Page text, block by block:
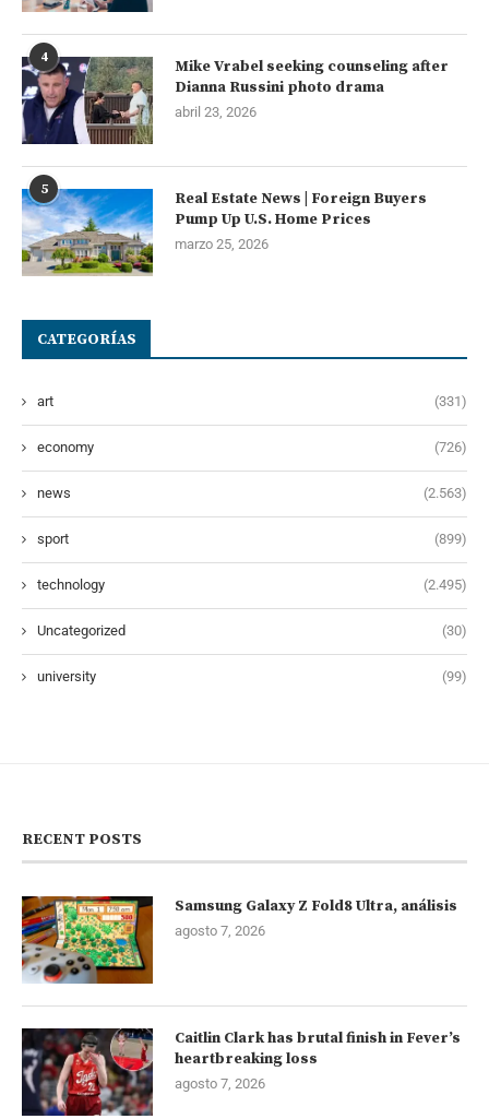
4
Mike Vrabel seeking counseling after
Dianna Russini photo drama
abril 23, 2026
5
Real Estate News | Foreign Buyers
Pump Up U.S. Home Prices
marzo 25, 2026
CATEGORÍAS
art (331)
economy (726)
news (2.563)
sport (899)
technology (2.495)
Uncategorized (30)
university (99)
RECENT POSTS
Samsung Galaxy Z Fold8 Ultra, análisis
agosto 7, 2026
Caitlin Clark has brutal finish in Fever’s
heartbreaking loss
agosto 7, 2026